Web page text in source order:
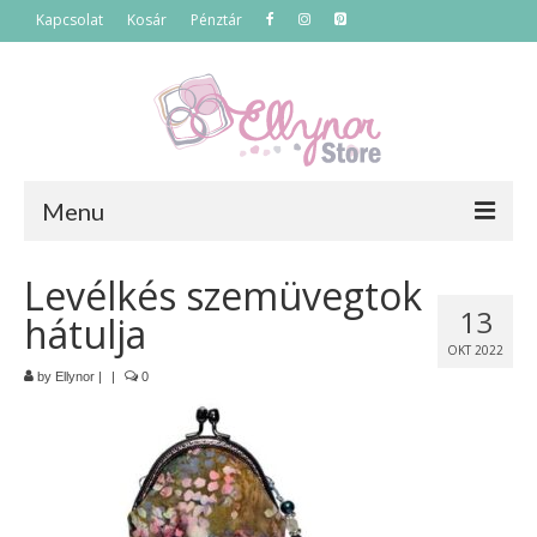
Kapcsolat Kosár Pénztár
Menu
Főoldal
Termékek
Szettek
Akciós termékek
Táskák
Neszeszerek
13
OKT 2022
Levélkés szemüvegtok
hátulja
by Ellynor | | 0